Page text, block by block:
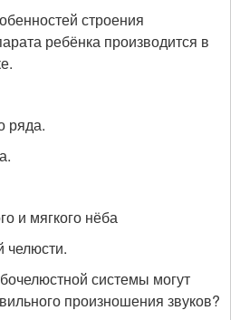
строения
ребёнка производится в
ряда.
и мягкого нёба
челюсти.
системы могут
произношения звуков?